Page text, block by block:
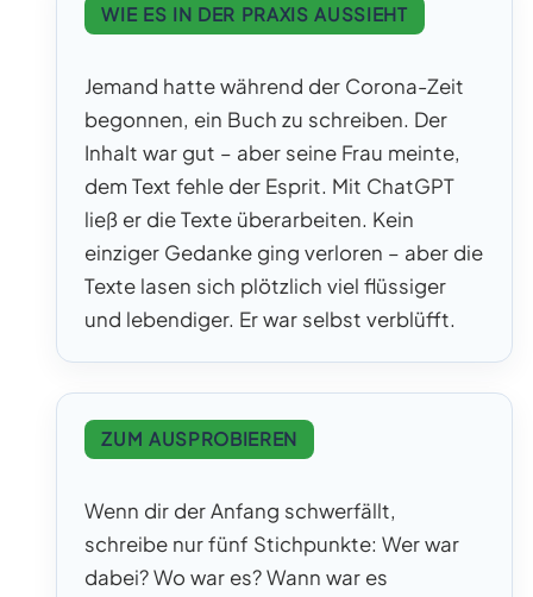
WIE ES IN DER PRAXIS AUSSIEHT
Jemand hatte während der Corona-Zeit
begonnen, ein Buch zu schreiben. Der
Inhalt war gut – aber seine Frau meinte,
dem Text fehle der Esprit. Mit ChatGPT
ließ er die Texte überarbeiten. Kein
einziger Gedanke ging verloren – aber die
Texte lasen sich plötzlich viel flüssiger
und lebendiger. Er war selbst verblüfft.
ZUM AUSPROBIEREN
Wenn dir der Anfang schwerfällt,
schreibe nur fünf Stichpunkte: Wer war
dabei? Wo war es? Wann war es